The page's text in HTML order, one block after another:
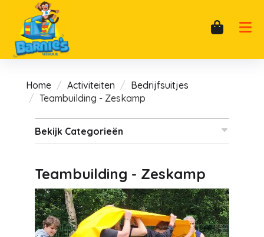
Home Activiteiten
Bedrijfsuitjes
Teambuilding - Zeskamp
Bekijk Categorieën
Teambuilding - Zeskamp